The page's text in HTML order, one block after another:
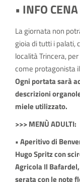
• INFO CENA
La giornata non
gioia di tutti i palati,
località Trincera,
come protagonista
Ogni portata sarà
descrizioni
miele utilizzato.
>>> MENÙ ADULTI:
• Aperitivo di
Hugo Spritz con
Agricola Il
serata con le note